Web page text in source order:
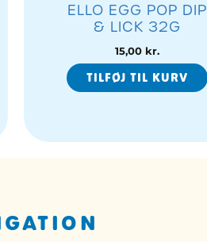
ELLO EGG POP DIP
& LICK 32G
15,00 kr.
TILFØJ TIL KURV